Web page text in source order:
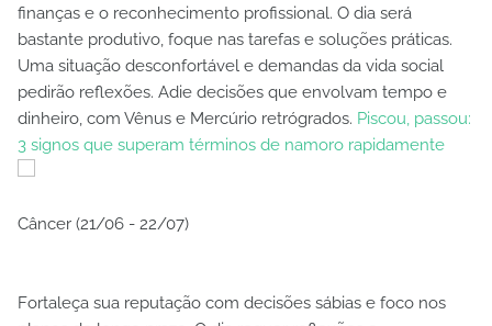
finanças e o reconhecimento profissional. O dia será
bastante produtivo, foque nas tarefas e soluções práticas.
Uma situação desconfortável e demandas da vida social
pedirão reflexões. Adie decisões que envolvam tempo e
dinheiro, com Vênus e Mercúrio retrógrados. Piscou, passou:
3 signos que superam términos de namoro rapidamente
Câncer (21/06 - 22/07)
Fortaleça sua reputação com decisões sábias e foco nos